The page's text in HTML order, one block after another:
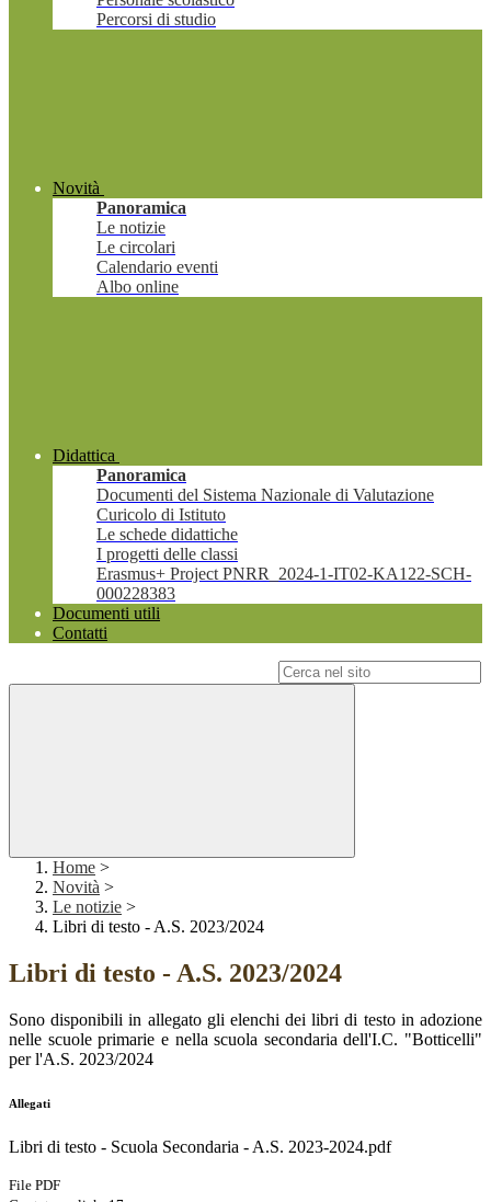
Percorsi di studio
Novità
Panoramica
Le notizie
Le circolari
Calendario eventi
Albo online
Didattica
Panoramica
Documenti del Sistema Nazionale di Valutazione
Curicolo di Istituto
Le schede didattiche
I progetti delle classi
Erasmus+ Project PNRR_2024-1-IT02-KA122-SCH-
000228383
Documenti utili
Contatti
Home >
Novità >
Le notizie >
Libri di testo - A.S. 2023/2024
Libri di testo - A.S. 2023/2024
Sono disponibili in allegato gli elenchi dei libri di testo in adozione
nelle scuole primarie e nella scuola secondaria dell'I.C. "Botticelli"
per l'A.S. 2023/2024
Allegati
Libri di testo - Scuola Secondaria - A.S. 2023-2024.pdf
File PDF